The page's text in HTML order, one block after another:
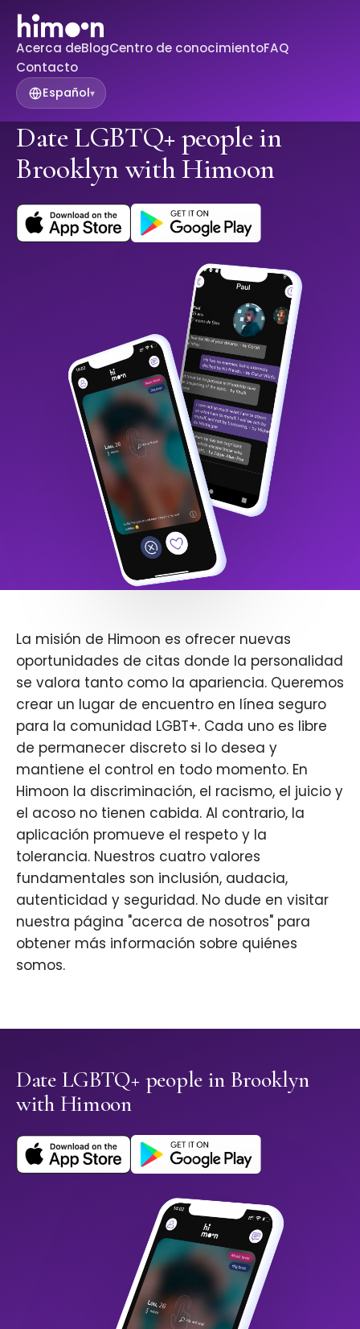
Acerca deBlogCentro de conocimientoFAQ
Contacto
Español▾
Date LGBTQ+ people in
Brooklyn with Himoon
La misión de Himoon es ofrecer nuevas
oportunidades de citas donde la personalidad
se valora tanto como la apariencia. Queremos
crear un lugar de encuentro en línea seguro
para la comunidad LGBT+. Cada uno es libre
de permanecer discreto si lo desea y
mantiene el control en todo momento. En
Himoon la discriminación, el racismo, el juicio y
el acoso no tienen cabida. Al contrario, la
aplicación promueve el respeto y la
tolerancia. Nuestros cuatro valores
fundamentales son inclusión, audacia,
autenticidad y seguridad. No dude en visitar
nuestra página "acerca de nosotros" para
obtener más información sobre quiénes
somos.
Date LGBTQ+ people in Brooklyn
with Himoon